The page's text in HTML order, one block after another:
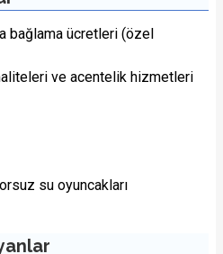
bağlama ücretleri (özel
ve acentelik hizmetleri
su oyuncakları